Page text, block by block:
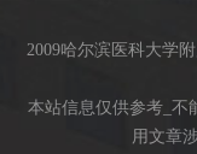
2009哈尔滨医科大学
本站信息仅供参考_不
用文章